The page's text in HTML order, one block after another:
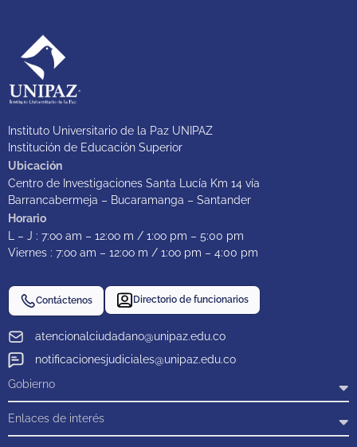
Instituto Universitario de la Paz UNIPAZ
Institución de Educación Superior
Ubicación
Centro de Investigaciones Santa Lucía Km 14 vía
Barrancabermeja – Bucaramanga – Santander
Horario
L – J : 7:oo am – 12:oo m / 1:oo pm – 5:00 pm
Viernes : 7:oo am – 12:oo m / 1:oo pm – 4:00 pm
atencionalciudadano@unipaz.edu.co
notificacionesjudiciales@unipaz.edu.co
Contáctenos Directorio de funcionarios
Gobierno
Enlaces de interés